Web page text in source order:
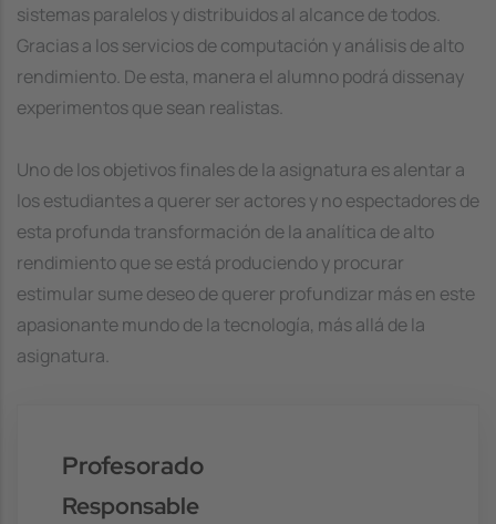
sistemas paralelos y distribuidos al alcance de todos.
Gracias a los servicios de computación y análisis de alto
rendimiento. De esta, manera el alumno podrá dissenay
experimentos que sean realistas.
Uno de los objetivos finales de la asignatura es alentar a
los estudiantes a querer ser actores y no espectadores de
esta profunda transformación de la analítica de alto
rendimiento que se está produciendo y procurar
estimular sume deseo de querer profundizar más en este
apasionante mundo de la tecnología, más allá de la
asignatura.
Profesorado
Responsable